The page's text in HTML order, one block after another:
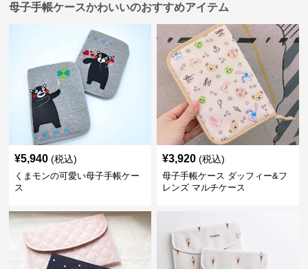
母子手帳ケースかわいいのおすすめアイテム
¥5,940 (税込)
くまモンの可愛い母子手帳ケー
ス
¥3,920 (税込)
母子手帳ケース ダッフィー&フ
レンズ マルチケース